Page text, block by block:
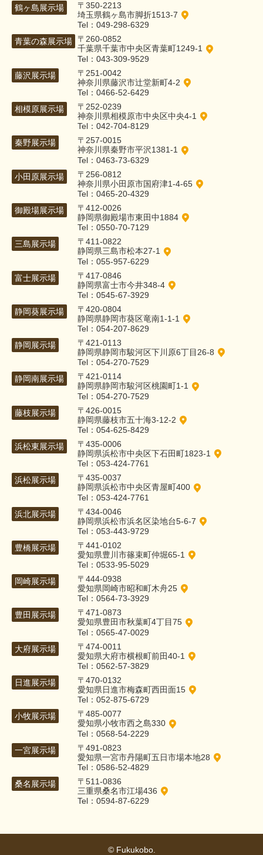
鶴ヶ島展示場
〒350-2213
埼玉県鶴ヶ島市脚折1513-7
Tel：049-298-6329
青葉の森展示場
〒260-0852
千葉県千葉市中央区青葉町1249-1
Tel：043-309-9529
藤沢展示場
〒251-0042
神奈川県藤沢市辻堂新町4-2
Tel：0466-52-6429
相模原展示場
〒252-0239
神奈川県相模原市中央区中央4-1
Tel：042-704-8129
秦野展示場
〒257-0015
神奈川県秦野市平沢1381-1
Tel：0463-73-6329
小田原展示場
〒256-0812
神奈川県小田原市国府津1-4-65
Tel：0465-20-4329
御殿場展示場
〒412-0026
静岡県御殿場市東田中1884
Tel：0550-70-7129
三島展示場
〒411-0822
静岡県三島市松本27-1
Tel：055-957-6229
富士展示場
〒417-0846
静岡県富士市今井348-4
Tel：0545-67-3929
静岡葵展示場
〒420-0804
静岡県静岡市葵区竜南1-1-1
Tel：054-207-8629
静岡展示場
〒421-0113
静岡県静岡市駿河区下川原6丁目26-8
Tel：054-270-7529
静岡南展示場
〒421-0114
静岡県静岡市駿河区桃園町1-1
Tel：054-270-7529
藤枝展示場
〒426-0015
静岡県藤枝市五十海3-12-2
Tel：054-625-8429
浜松東展示場
〒435-0006
静岡県浜松市中央区下石田町1823-1
Tel：053-424-7761
浜松展示場
〒435-0037
静岡県浜松市中央区青屋町400
Tel：053-424-7761
浜北展示場
〒434-0046
静岡県浜松市浜名区染地台5-6-7
Tel：053-443-9729
豊橋展示場
〒441-0102
愛知県豊川市篠束町仲堀65-1
Tel：0533-95-5029
岡崎展示場
〒444-0938
愛知県岡崎市昭和町木舟25
Tel：0564-73-3929
豊田展示場
〒471-0873
愛知県豊田市秋葉町4丁目75
Tel：0565-47-0029
大府展示場
〒474-0011
愛知県大府市横根町前田40-1
Tel：0562-57-3829
日進展示場
〒470-0132
愛知県日進市梅森町西田面15
Tel：052-875-6729
小牧展示場
〒485-0077
愛知県小牧市西之島330
Tel：0568-54-2229
一宮展示場
〒491-0823
愛知県一宮市丹陽町五日市場本地28
Tel：0586-52-4829
桑名展示場
〒511-0836
三重県桑名市江場436
Tel：0594-87-6229
© Fukukobo.